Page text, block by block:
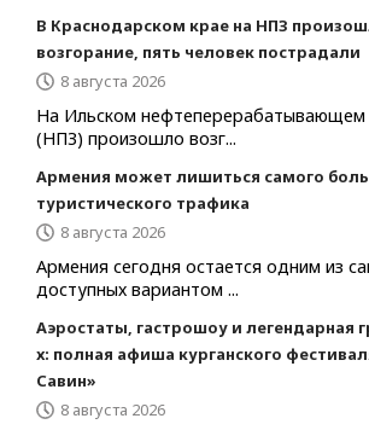
В Краснодарском крае на НПЗ
возгорание, пять человек пострадали
8 августа 2026
На Ильском нефтеперерабатывающем
(НПЗ) произошло возг...
Армения может лишиться самого
туристического трафика
8 августа 2026
Армения сегодня остается одним из
доступных вариантом ...
Аэростаты, гастрошоу и легендарная
х: полная афиша курганского
Савин»
8 августа 2026